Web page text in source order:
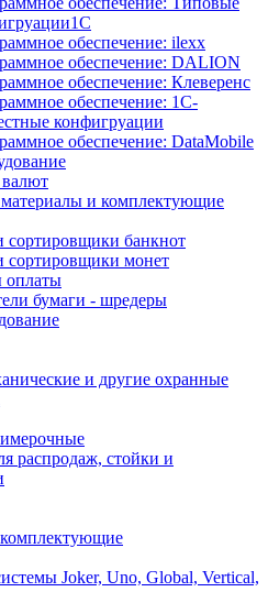
обеспечение: ilexx
обеспечение: DALION
обеспечение: Клеверенс
обеспечение: 1С-
конфигруации
обеспечение: DataMobile
и комплектующие
сортировщики банкнот
сортировщики монет
оплаты
бумаги - шредеры
и другие охранные
распродаж, стойки и
Joker, Uno, Global, Vertical,